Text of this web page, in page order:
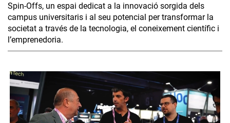
Spin-Offs, un espai dedicat a la innovació sorgida dels
campus universitaris i al seu potencial per transformar la
societat a través de la tecnologia, el coneixement científic i
l’emprenedoria.